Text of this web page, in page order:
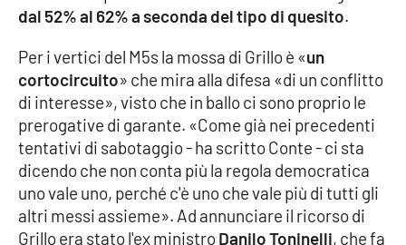
EDIZIONI
LOCALI
Catanzaro
Crotone
Vibo Valentia
dal 52% al 62% a seconda del tipo di quesito.
Per i vertici del M5s la mossa di Grillo è «un
cortocircuito» che mira alla difesa «di un conflitto
di interesse», visto che in ballo ci sono proprio le
prerogative di garante. «Come già nei precedenti
tentativi di sabotaggio - ha scritto Conte - ci sta
dicendo che non conta più la regola democratica
uno vale uno, perché c'è uno che vale più di tutti gli
altri messi assieme». Ad annunciare il ricorso di
Grillo era stato l'ex ministroDanilo Toninelli, che fa